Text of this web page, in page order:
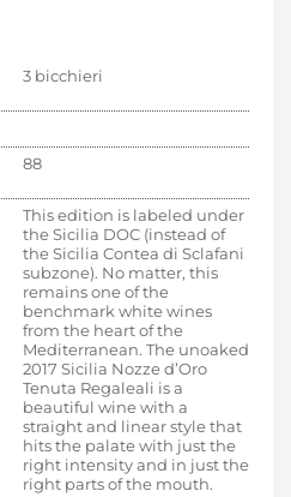
3 bicchieri
88
This edition is labeled under
the Sicilia DOC (instead of
the Sicilia Contea di Sclafani
subzone). No matter, this
remains one of the
benchmark white wines
from the heart of the
Mediterranean. The unoaked
2017 Sicilia Nozze d’Oro
Tenuta Regaleali is a
beautiful wine with a
straight and linear style that
hits the palate with just the
right intensity and in just the
right parts of the mouth.